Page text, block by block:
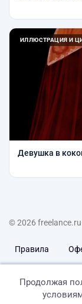
ИЛЛЮСТРАЦИЯ И
Девушка в
© 2026 freelance.ru
Правила
Продолжая